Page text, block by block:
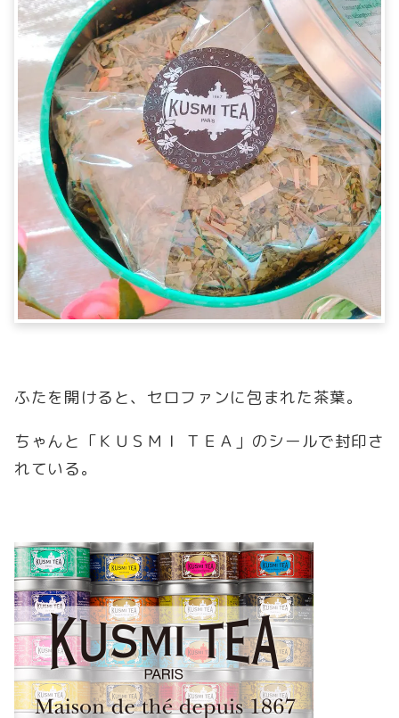
ふたを開けると、セロファンに包まれた茶葉。
ちゃんと「ＫＵＳＭＩ ＴＥＡ」のシールで封印さ
れている。